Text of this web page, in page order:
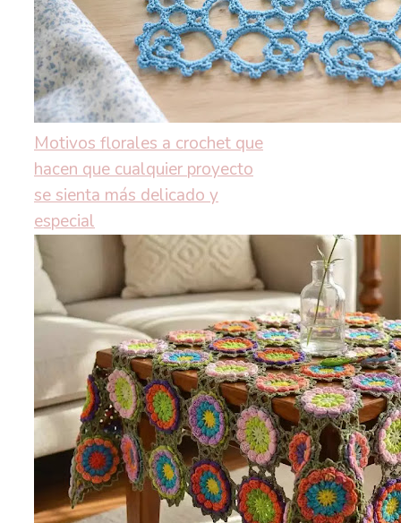
Motivos florales a crochet que
hacen que cualquier proyecto
se sienta más delicado y
especial